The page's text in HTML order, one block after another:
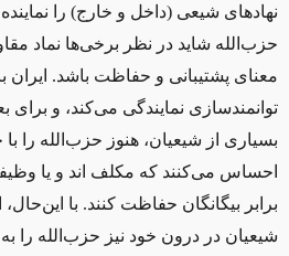
نهادهای شیعی (داخل و خارج) را
حزب‌الله شاید در نظر برخی‌ها نماد
معنای پشتیبانی و حفاظت باشد. ایران
توانمندسازی نمایندگی می‌کند، و
بسیاری از شیعیان، هنوز حزب‌الله را با
احساس می‌کنند که مکلف‌ اند و یا وظیفه
برابر بیگانگان حفاظت کنند. با
شیعیان در درون خود نیز حزب‌الله را